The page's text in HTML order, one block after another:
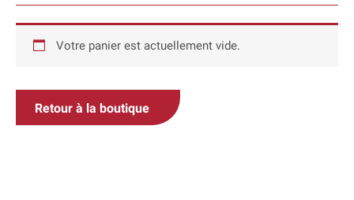
Votre panier est actuellement vide.
Retour à la boutique